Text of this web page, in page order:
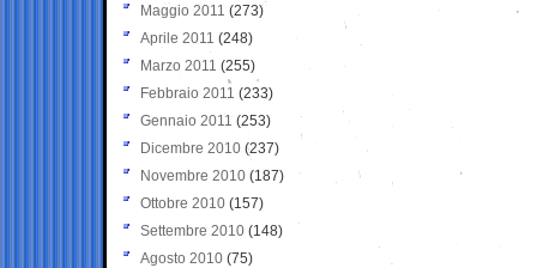
Maggio 2011 (273)
Aprile 2011 (248)
Marzo 2011 (255)
Febbraio 2011 (233)
Gennaio 2011 (253)
Dicembre 2010 (237)
Novembre 2010 (187)
Ottobre 2010 (157)
Settembre 2010 (148)
Agosto 2010 (75)